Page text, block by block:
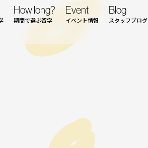
How long?
期間で選ぶ留学
Event
イベント情報
Blog
スタッフブログ